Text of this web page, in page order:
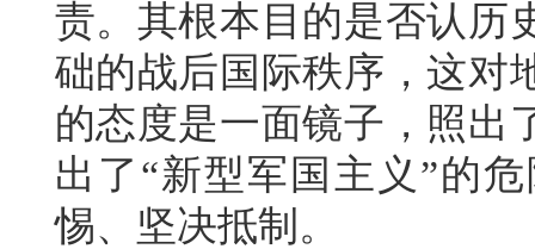
责。其根本目的是否认历
础的战后国际秩序，这对
的态度是一面镜子，照出
出了“新型军国主义”的
惕、坚决抵制。